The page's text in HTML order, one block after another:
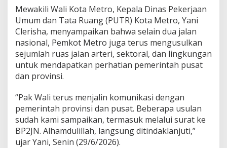
a
l
a
n
N
a
s
i
a
l
S
e
g
e
Mewakili Wali Kota Metro, Kepala Dinas Pekerjaan
Umum dan Tata Ruang (PUTR) Kota Metro, Yani
Clerisha, menyampaikan bahwa selain dua jalan
nasional, Pemkot Metro juga terus mengusulkan
sejumlah ruas jalan arteri, sektoral, dan lingkungan
untuk mendapatkan perhatian pemerintah pusat
dan provinsi.
“Pak Wali terus menjalin komunikasi dengan
pemerintah provinsi dan pusat. Beberapa usulan
sudah kami sampaikan, termasuk melalui surat ke
BP2JN. Alhamdulillah, langsung ditindaklanjuti,”
ujar Yani, Senin (29/6/2026).